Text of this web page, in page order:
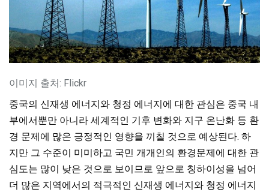
이미지 출처: Flickr
중국의 신재생 에너지와 청정 에너지에 대한 관심은 중국 내
부에서뿐만 아니라 세계적인 기후 변화와 지구 온난화 등 환
경 문제에 많은 긍정적인 영향을 끼칠 것으로 예상된다. 하
지만 그 수준이 미미하고 국민 개개인의 환경문제에 대한 관
심도는 많이 낮은 것으로 보이므로 앞으로 칭하이성을 넘어
더 많은 지역에서의 적극적인 신재생 에너지와 청정 에너지